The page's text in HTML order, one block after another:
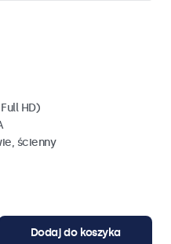
HD)
ścienny
Dodaj do koszyka